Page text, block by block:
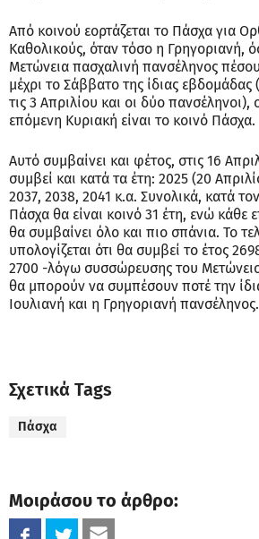
Από κοινού εορτάζεται το Πάσχα για
Καθολικούς, όταν τόσο η Γρηγοριανή,
Μετώνεια πασχαλινή πανσέληνος
μέχρι το Σάββατο της ίδιας εβδομάδας
τις 3 Απριλίου και οι δύο
επόμενη Κυριακή είναι το κοινό Πάσχα.
Αυτό συμβαίνει και φέτος, στις 16
συμβεί και κατά τα έτη: 2025 (20
2037, 2038, 2041 κ.α. Συνολικά, κατά
Πάσχα θα είναι κοινό 31 έτη, ενώ κάθε
θα συμβαίνει όλο και πιο σπάνια. Το
υπολογίζεται ότι θα συμβεί το έτος
2700 -λόγω συσσώρευσης του
θα μπορούν να συμπέσουν ποτέ την
Ιουλιανή και η Γρηγοριανή πανσέληνος.
Σχετικά Tags
Πάσχα
Μοιράσου το άρθρο: